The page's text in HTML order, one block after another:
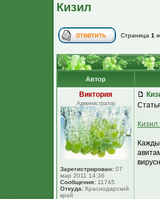
Кизил
Страница 1
Автор
Виктория
Администратор
Зарегистрирован: 07
мар 2011 14:36
Сообщения: 11745
Откуда: Краснодарский
край